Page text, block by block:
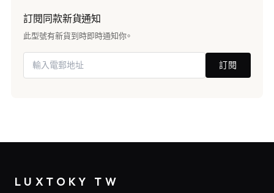
訂閱同款新貨通知
此型號有新貨到時即時通知你。
訂閱
LUXTOKY TW